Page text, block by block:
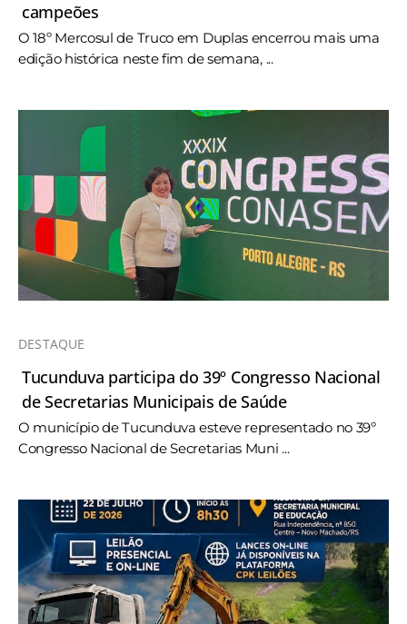
campeões
O 18º Mercosul de Truco em Duplas encerrou mais uma
edição histórica neste fim de semana, ...
DESTAQUE
Tucunduva participa do 39º Congresso Nacional
de Secretarias Municipais de Saúde
O município de Tucunduva esteve representado no 39º
Congresso Nacional de Secretarias Muni ...